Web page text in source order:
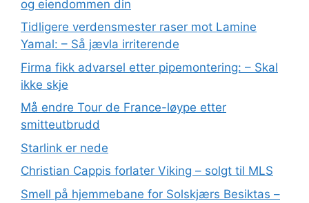
og eiendommen din
Tidligere verdensmester raser mot Lamine
Yamal: – Så jævla irriterende
Firma fikk advarsel etter pipemontering: – Skal
ikke skje
Må endre Tour de France-løype etter
smitteutbrudd
Starlink er nede
Christian Cappis forlater Viking – solgt til MLS
Smell på hjemmebane for Solskjærs Besiktas –